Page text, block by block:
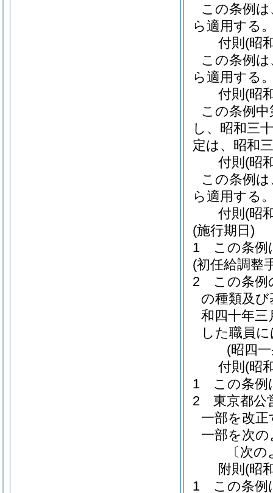
この条例
ら適用する
付則 (昭
この条例
ら適用する
付則 (昭
この条例
し、昭和三
定は、昭和
付則 (昭
この条例
ら適用する
付則 (昭
(施行期日)
1
この条例
(初任給調整
2
この条例
の種類及
和四十年三
した職員
(昭四
付則 (昭
1
この条例
2
東京都公
一部を改
一部を次
〔次
附則 (昭
1
この条例